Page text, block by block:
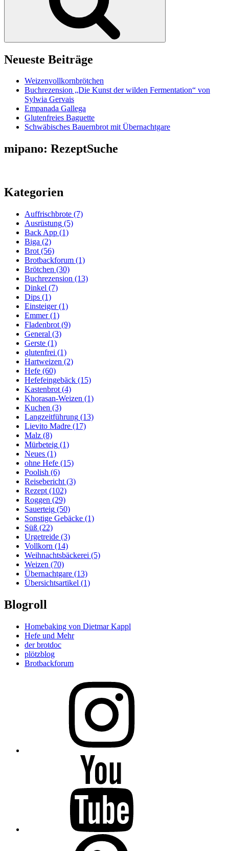
Neueste Beiträge
Weizenvollkornbrötchen
Buchrezension „Die Kunst der wilden Fermentation“ von
Sylwia Gervais
Empanada Gallega
Glutenfreies Baguette
Schwäbisches Bauernbrot mit Übernachtgare
mipano: RezeptSuche
Kategorien
Auffrischbrote (7)
Ausrüstung (5)
Back App (1)
Biga (2)
Brot (56)
Brotbackforum (1)
Brötchen (30)
Buchrezension (13)
Dinkel (7)
Dips (1)
Einsteiger(1)
Emmer(1)
Fladenbrot (9)
General (3)
Gerste (1)
glutenfrei (1)
Hartweizen (2)
Hefe (60)
Hefefeingebäck (15)
Kastenbrot (4)
Khorasan-Weizen (1)
Kuchen (3)
Langzeitführung (13)
Lievito Madre (17)
Malz (8)
Mürbeteig (1)
Neues (1)
ohne Hefe (15)
Poolish (6)
Reisebericht (3)
Rezept (102)
Roggen (29)
Sauerteig (50)
Sonstige Gebäcke (1)
Süß (22)
Urgetreide (3)
Vollkorn (14)
Weihnachtsbäckerei (5)
Weizen (70)
Übernachtgare (13)
Übersichtsartikel (1)
Blogroll
Homebaking von Dietmar Kappl
Hefe und Mehr
der brotdoc
plötzblog
Brotbackforum